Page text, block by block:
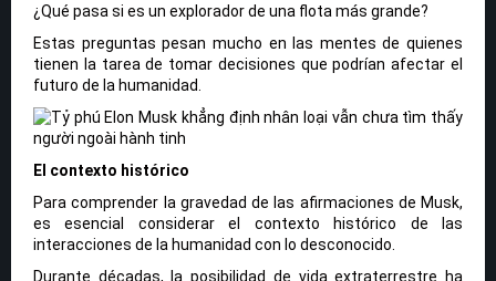
¿Qué pasa si es un explorador de una flota más grande?
Estas preguntas pesan mucho en las mentes de quienes
tienen la tarea de tomar decisiones que podrían afectar el
futuro de la humanidad.
El contexto histórico
Para comprender la gravedad de las afirmaciones de Musk,
es esencial considerar el contexto histórico de las
interacciones de la humanidad con lo desconocido.
Durante décadas, la posibilidad de vida extraterrestre ha